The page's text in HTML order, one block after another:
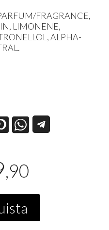
FRAGRANCE,
LIMONENE,
ALPHA-
,90